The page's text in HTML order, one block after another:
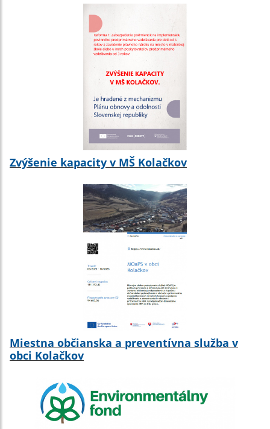
Zvýšenie kapacity v MŠ Kolačkov
Miestna občianska a preventívna služba v
obci Kolačkov